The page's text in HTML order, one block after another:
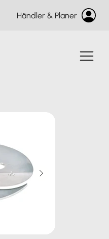
Händler & Planer